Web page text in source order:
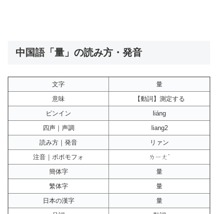
中国語「量」の読み方・発音
文字
量
意味
【動詞】測定する
ピンイン
liáng
四声｜声調
liang2
読み方｜発音
リァン
注音｜ボポモフォ
ㄌㄧㄤˋ
簡体字
量
繁体字
量
日本の漢字
量